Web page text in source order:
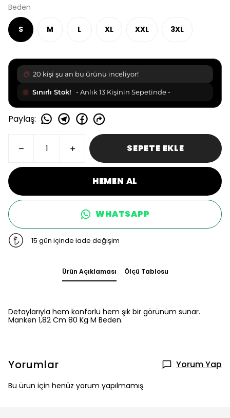
Beden
S M L XL XXL 3XL
20 kişi şu an bu ürünü inceliyor!
Sınırlı Stok! - Anlık 13 Kişinin Sepetinde -
Paylaş:
SEPETE EKLE
HEMEN AL
WHATSAPP
15 gün içinde iade değişim
Ürün Açıklaması Ölçü Tablosu
Detaylarıyla hem konforlu hem şık bir görünüm sunar.
Manken 1,82 Cm 80 Kg M Beden.
Yorumlar Yorum Yap
Bu ürün için henüz yorum yapılmamış.